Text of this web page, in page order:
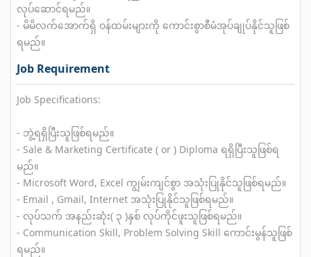
လုပ်ဆောင်ရမည်။
- မိမိလက်အောက်ရှိ ဝန်ထမ်းများကို ကောင်းစွာစီမံအုပ်ချုပ်နိုင်သူဖြစ်
ရမည်။
Job Requirement
Job Specifications:
- ဘွဲ့ရရှိပြီးသူဖြစ်ရမည်။
- Sale & Marketing Certificate ( or ) Diploma ရရှိပြီးသူဖြစ်ရ
မည်။
- Microsoft Word, Excel ကျွမ်းကျင်စွာ အသုံးပြုနိုင်သူဖြစ်ရမည်။
- Email , Gmail, Internet အသုံးပြုနိုင်သူဖြစ်ရမည်။
- လုပ်သက် အနည်းဆုံး( ၃ )နှစ် လုပ်ကိုင်ဖူးသူဖြစ်ရမည်။
- Communication Skill, Problem Solving Skill ကောင်းမွန်သူဖြစ်
ရမည်။